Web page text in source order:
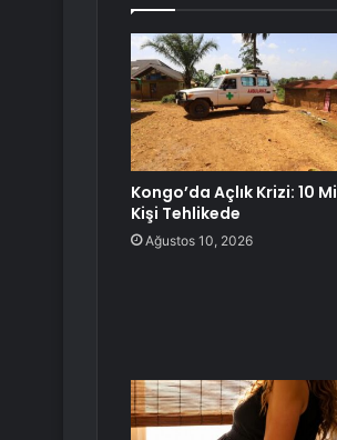
Kongo’da Açlık Krizi: 10
Kişi Tehlikede
Ağustos 10, 2026